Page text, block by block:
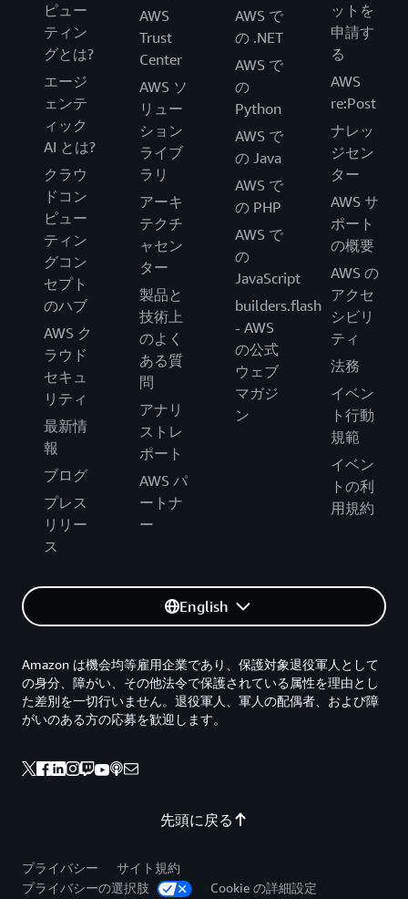
ピュー
ティン
グとは?
エージ
ェンテ
ィック
AI とは?
クラウ
ドコン
ピュー
ティン
グコン
セプト
のハブ
AWS ク
ラウド
セキュ
リティ
最新情
報
ブログ
プレス
リリー
ス
AWS
Trust
Center
AWS ソ
リュー
ション
ライブ
ラリ
アーキ
テクチ
ャセン
ター
製品と
技術上
のよく
ある質
問
アナリ
ストレ
ポート
AWS パ
ートナ
ー
AWS で
の .NET
AWS で
の
Python
AWS で
の Java
AWS で
の PHP
AWS で
の
JavaScript
builders.flash
- AWS
の公式
ウェブ
マガジ
ン
ットを
申請す
る
AWS
re:Post
ナレッ
ジセン
ター
AWS サ
ポート
の概要
AWS の
アクセ
シビリ
ティ
法務
イベン
ト行動
規範
イベン
トの利
用規約
English
先頭に戻る
Amazon は機会均等雇用企業であり、保護対象退役軍人として
の身分、障がい、その他法令で保護されている属性を理由とし
た差別を一切行いません。退役軍人、軍人の配偶者、および障
がいのある方の応募を歓迎します。
プライバシー
サイト規約
プライバシーの選択肢
Cookie の詳細設定